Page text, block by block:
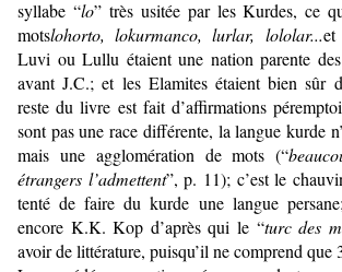
syllabe “lo” très usitée par les Kurdes, ce
motslohorto, lokurmanco, lurlar, lololar...et
Luvi ou Lullu étaient une nation parente
avant J.C.; et les Elamites étaient bien sûr
reste du livre est fait d’affirmations
sont pas une race différente, la langue kurde
mais une agglomération de mots (“
étrangers l’admettent”, p. 11); c’est le
tenté de faire du kurde une langue
encore K.K. Kop d’après qui le “turc des
avoir de littérature, puisqu’il ne comprend que